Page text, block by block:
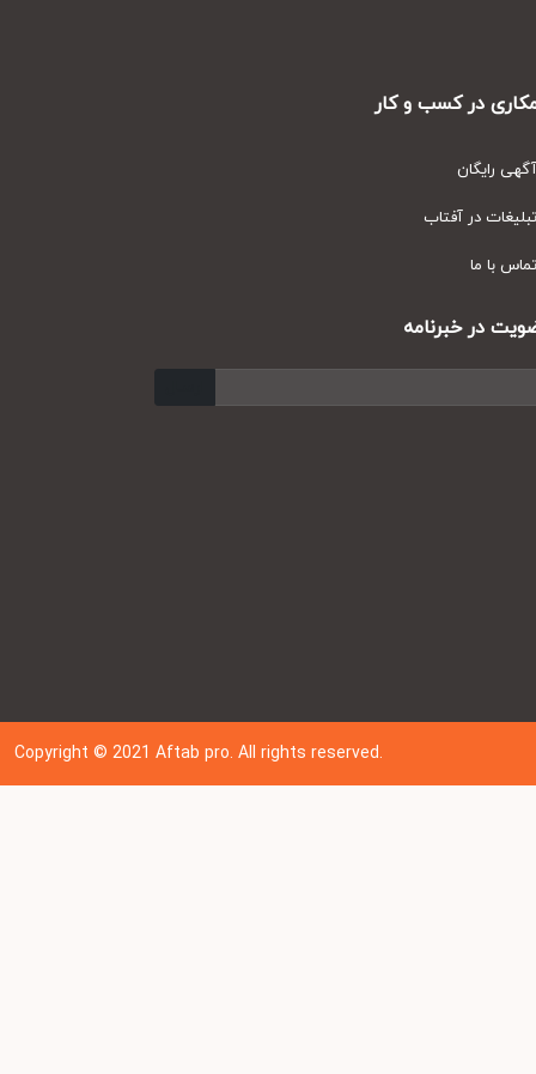
در کسب و کار
رایگان
در آفتاب
با ما
در خبرنامه
Copyright © 202 1Aftab pro. All rights reserved.